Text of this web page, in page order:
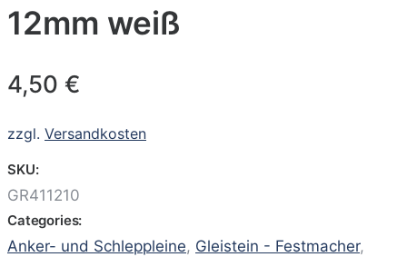
12mm weiß
4,50 €
zzgl. Versandkosten
SKU:
GR411210
Categories:
Anker- und Schleppleine, Gleistein - Festmacher,